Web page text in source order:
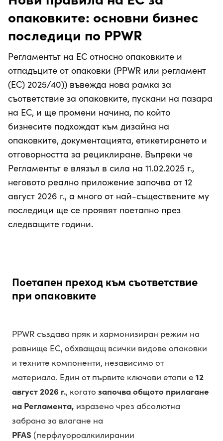
опаковките: основни бизнес
последици по PPWR
Регламентът на ЕС относно опаковките и
отпадъците от опаковки (PPWR или регламент
(ЕС) 2025/40)) въвежда нова рамка за
съответствие за опаковките, пускани на пазара
на ЕС, и ще промени начина, по който
бизнесите подхождат към дизайна на
опаковките, документацията, етикетирането и
отговорността за рециклиране. Въпреки че
Регламентът е влязъл в сила на 11.02.2025 г.,
неговото реално приложение започва от 12
август 2026 г., а много от най-съществените му
последици ще се проявят поетапно през
следващите години.
Поетапен преход към съответствие
при опаковките
PPWR създава пряк и хармонизиран режим на
равнище ЕС, обхващащ всички видове опаковки
и техните компоненти, независимо от
материала. Един от първите ключови етапи е 12
август 2026 г., когато започва общото прилагане
на Регламента, изразено чрез абсолютна
забрана за влагане на
PFAS (перфлуороалкилирании